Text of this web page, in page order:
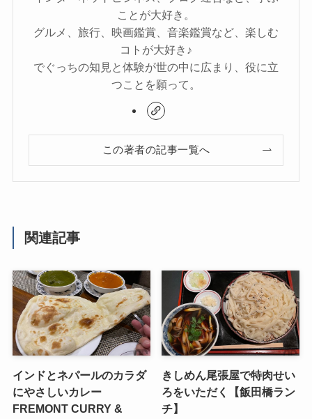
ことが大好き。
グルメ、旅行、映画鑑賞、音楽鑑賞など、楽しむ
コトが大好き♪
でぐっちの知見と体験が世の中に広まり、役に立
つことを願って。
この著者の記事一覧へ
関連記事
インドとネパールのカラダ
にやさしいカレー
FREMONT CURRY &
きしめん尾張屋で特肉せい
ろをいただく【飯田橋ラン
チ】